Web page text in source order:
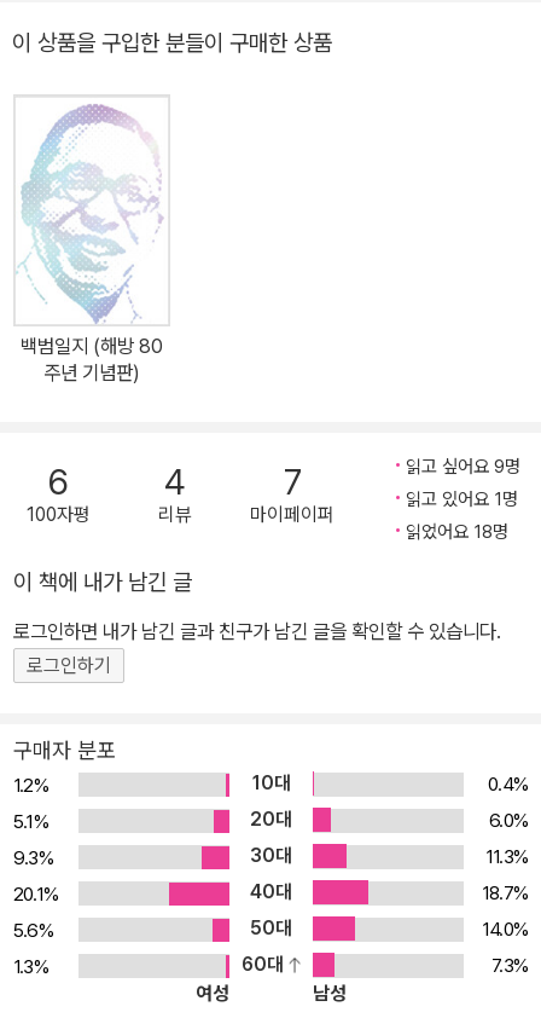
년여의 실체를 객관적·역사적으로 파헤친다. 50여년 전 한반도에서
펼쳐진 미소(美蘇)·남북(南北)·좌우(左右)의 갈등이라는 역사의
소용돌이를 헤쳐온 한 지식인의 ‘진실한’ 일기를 따라가다보면, 200
9년 지금 여기에서 반복되고 있는 ‘이념투쟁’과 ‘편가르기’ 같은 우리
의 슬픈 자화상과 마주하게 된다. 김성칠의 삶과 한국 현대사의 굴곡
해제자는 김성칠이 남긴 자료를 바탕으로 그의 삶과 한국 현대사를
추적·재구성해나간다. 1913년 경북 영천에서 태어난 김성칠은 식민
지기인 1928년 대구공립보통학교에 입학해 민족적 현실을 자각하고
좌익독서회의 세례를 받는다. 이후 대구공립보통학교 동맹휴학사건
으로 1년간 미결수로 구금된 생활을 한 후, 집에서 농사를 지으며 공
에 일본 토요꾸니(豊國)중학을 졸업하고 식민지시대 조선 엘리뜨들
의 양성소이던 경성법학전문학교에 입학한다. 졸업 후 식민지하 전문
학교 이상 졸업자가 선택가능한 최고 직업이던 조선금융조합연합에
꼽힐 정도로 식민지 엘리뜨들이 선망하는 직업이었을 뿐 아니라 일제
의 지배체제와 포섭되기 쉬운 위치였다고 정 교수는 평가한다. 김성
칠은 1942년 경성제대 사학과에 입학해 직업적 학자의 길을 걷기 시
쎌러였다. 책 자체가 대중적 통사로 쉽고 잘 읽히는 문장으로 구성된
데다 해방된 한국에서 한국역사에 대한 대중의 폭발적 요구, 지방에
수많은 판매처를 가진 금융조합 조직망이 잘 결합된 결과였다. 이후
금융조합연합회를 그만둔 김성칠은 서울대 동양사 합동연구분실에
들어가 연행사(燕行使)와 북학파, 고전번역과 한글연구 등에 매진
했다. 1946년 경성대학을 졸업하고 1947년 서울대 사학과 전임강
사로 부임한 후, 1951년 한국전쟁을 피해 온 영천 고향집에서 괴한의
저격으로 서른아홉의 나이로 생을 마감한다. 일기 속 한국전쟁 해방
이 상품을 구입한 분들이 구매한 상품
백범일지 (해방 80
주년 기념판)
6
100자평
4
리뷰
7
마이페이퍼
읽고 싶어요 9명
읽고 있어요 1명
읽었어요 18명
이 책에 내가 남긴 글
로그인하면 내가 남긴 글과 친구가 남긴 글을 확인할 수 있습니다.
로그인하기
구매자 분포
1.2% 10대
0.4%
5.1%
20대
6.0%
9.3%
30대
11.3%
20.1%
40대
18.7%
5.6%
50대
14.0%
1.3%
60대
7.3%
여성
남성